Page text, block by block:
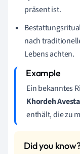
präsent ist.
nach
Lebens achten.
Ein bekanntes
Khordeh Avesta
enthält, die zu